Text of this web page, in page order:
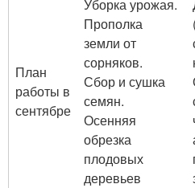
План
работы в
сентябре
Уборка урожая.
Прополка
земли от
сорняков.
Сбор и сушка
семян.
Осенняя
обрезка
плодовых
деревьев